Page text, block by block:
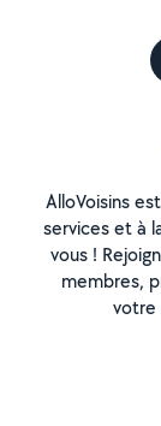
AlloVoisins
services et à
vous !
membres,
votre